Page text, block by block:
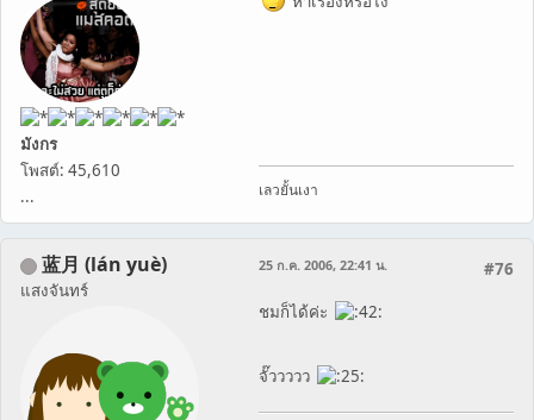
มังกร
โพสต์: 45,610
...
เลวยั้นเงา
蓝月 (lán yuè)
แสงจันทร์
#76
25 ก.ค. 2006, 22:41 น.
ชมก็ได้ค่ะ
จั๊ววววว